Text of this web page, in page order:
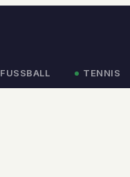
FUSSBALL TENNIS